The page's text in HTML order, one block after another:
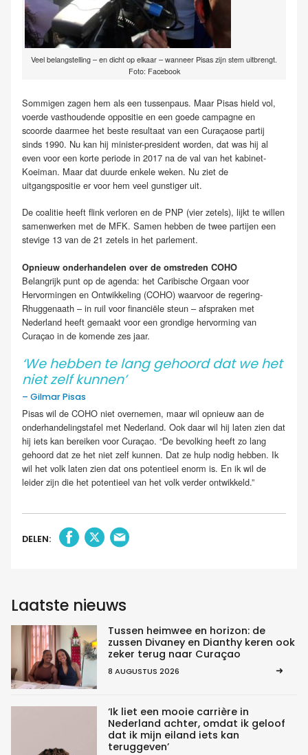
Veel belangstelling – en dicht op elkaar – wanneer Pisas zijn stem uitbrengt.
Foto: Facebook
Sommigen zagen hem als een tussenpaus. Maar Pisas hield vol,
voerde vasthoudende oppositie en een goede campagne en
scoorde daarmee het beste resultaat van een Curaçaose partij
sinds 1990. Nu kan hij minister-president worden, dat was hij al
even voor een korte periode in 2017 na de val van het kabinet-
Koeiman. Maar dat duurde enkele weken. Nu ziet de
uitgangspositie er voor hem veel gunstiger uit.
De coalitie heeft flink verloren en de PNP (vier zetels), lijkt te willen
samenwerken met de MFK. Samen hebben de twee partijen een
stevige 13 van de 21 zetels in het parlement.
Opnieuw onderhandelen over de omstreden COHO
Belangrijk punt op de agenda: het Caribische Orgaan voor
Hervormingen en Ontwikkeling (COHO) waarvoor de regering-
Rhuggenaath – in ruil voor financiële steun – afspraken met
Nederland heeft gemaakt voor een grondige hervorming van
Curaçao in de komende zes jaar.
‘We hebben te lang gehoord dat we het
niet zelf kunnen’
– Gilmar Pisas
Pisas wil de COHO niet overnemen, maar wil opnieuw aan de
onderhandelingstafel met Nederland. Ook daar wil hij laten zien dat
hij iets kan bereiken voor Curaçao. “De bevolking heeft zo lang
gehoord dat ze het niet zelf kunnen. Dat ze hulp nodig hebben. Ik
wil het volk laten zien dat ons potentieel enorm is. En ik wil de
leider zijn die het potentieel van het volk verder ontwikkeld.”
DELEN:
Laatste nieuws
Tussen heimwee en horizon: de
zussen Divaney en Dianthy keren ook
zeker terug naar Curaçao
8 AUGUSTUS 2026
‘Ik liet een mooie carrière in
Nederland achter, omdat ik geloof
dat ik mijn eiland iets kan
teruggeven’